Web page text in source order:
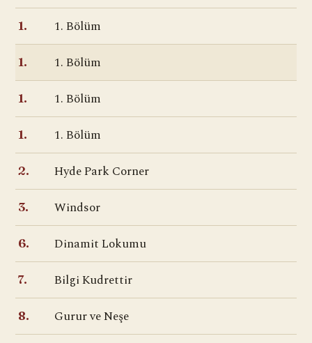
1. 1. Bölüm
1. 1. Bölüm
1. 1. Bölüm
1. 1. Bölüm
2. Hyde Park Corner
3. Windsor
6. Dinamit Lokumu
7. Bilgi Kudrettir
8. Gurur ve Neşe